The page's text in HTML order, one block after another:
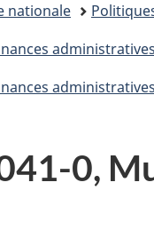
nationale
0,